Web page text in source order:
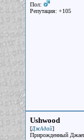
Пол:
Репутация: +105
Ushwood
[ДжАдай]
Прирожденный